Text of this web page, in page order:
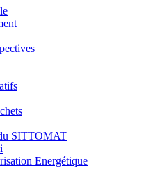
SITTOMAT
Energétique